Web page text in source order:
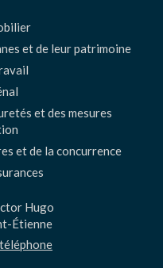
et de leur patrimoine
et des mesures
et de la concurrence
Hugo
Étienne